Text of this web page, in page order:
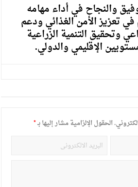
والنجاح في أداء مهامه
تعزيز الأمن الغذائي ودعم
وتحقيق التنمية الزراعية
الإقليمي والدولي.
الحقول الإلزامية مشار إليها بـ*